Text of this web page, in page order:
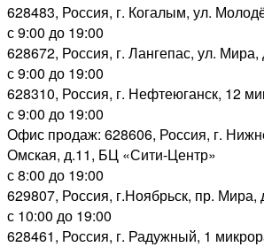
628483, Россия, г. Когалым, ул.
с 9:00 до 19:00
628672, Россия, г. Лангепас, ул. Мира,
с 9:00 до 19:00
628310, Россия, г. Нефтеюганск, 12
с 9:00 до 19:00
Офис продаж: 628606, Россия, г.
Омская, д.11, БЦ «Сити-Центр»
с 8:00 до 19:00
629807, Россия, г.Ноябрьск, пр. Мира,
с 10:00 до 19:00
628461, Россия, г. Радужный, 1